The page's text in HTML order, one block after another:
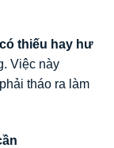
thiếu hay hư
Việc này
tháo ra làm